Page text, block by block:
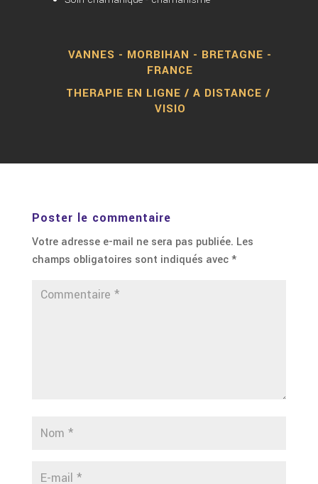
VANNES - MORBIHAN - BRETAGNE -
FRANCE
THERAPIE EN LIGNE / A DISTANCE /
VISIO
Poster le commentaire
Votre adresse e-mail ne sera pas publiée. Les
champs obligatoires sont indiqués avec*